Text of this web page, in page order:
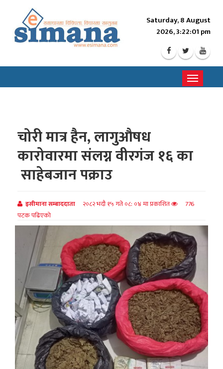
Saturday, 8 August
2026, 3:22:03 pm
Toggle
चोरी मात्र हैन, लागुऔषध
कारोवारमा संलग्न वीरगंज १६ का
साहेबजान पक्राउ
इसीमाना सम्बाददाता २०८२ भदौ १५ गते ०८: ०४ मा प्रकाशित
776
पटक पढिएको